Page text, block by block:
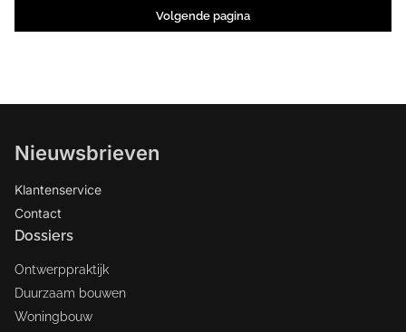
sport samen.
gemaakt door de combinatie Civic
Architects uit Amsterdam en 2001 uit
Volgende pagina
Nieuwsbrieven
Klantenservice
Contact
Dossiers
Ontwerppraktijk
Duurzaam bouwen
Woningbouw